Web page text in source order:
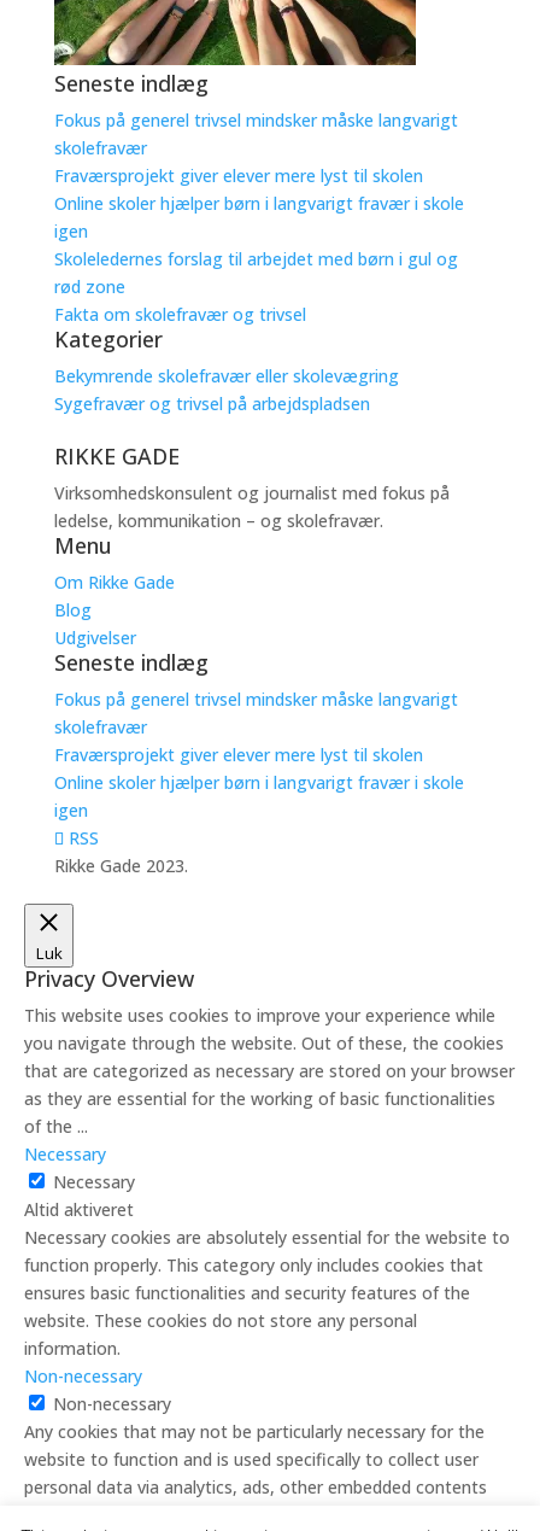
Seneste indlæg
Fokus på generel trivsel mindsker måske langvarigt
skolefravær
Fraværsprojekt giver elever mere lyst til skolen
Online skoler hjælper børn i langvarigt fravær i skole
igen
Skoleledernes forslag til arbejdet med børn i gul og
rød zone
Fakta om skolefravær og trivsel
Kategorier
Bekymrende skolefravær eller skolevægring
Sygefravær og trivsel på arbejdspladsen
RIKKE GADE
Virksomhedskonsulent og journalist med fokus på
ledelse, kommunikation – og skolefravær.
Menu
Om Rikke Gade
Blog
Udgivelser
Seneste indlæg
Fokus på generel trivsel mindsker måske langvarigt
skolefravær
Fraværsprojekt giver elever mere lyst til skolen
Online skoler hjælper børn i langvarigt fravær i skole
igen
RSS
Rikke Gade 2023.
Luk
Privacy Overview
This website uses cookies to improve your experience while
you navigate through the website. Out of these, the cookies
that are categorized as necessary are stored on your browser
as they are essential for the working of basic functionalities
of the ...
Necessary
Necessary
Altid aktiveret
Necessary cookies are absolutely essential for the website to
function properly. This category only includes cookies that
ensures basic functionalities and security features of the
website. These cookies do not store any personal
information.
Non-necessary
Non-necessary
Any cookies that may not be particularly necessary for the
website to function and is used specifically to collect user
personal data via analytics, ads, other embedded contents